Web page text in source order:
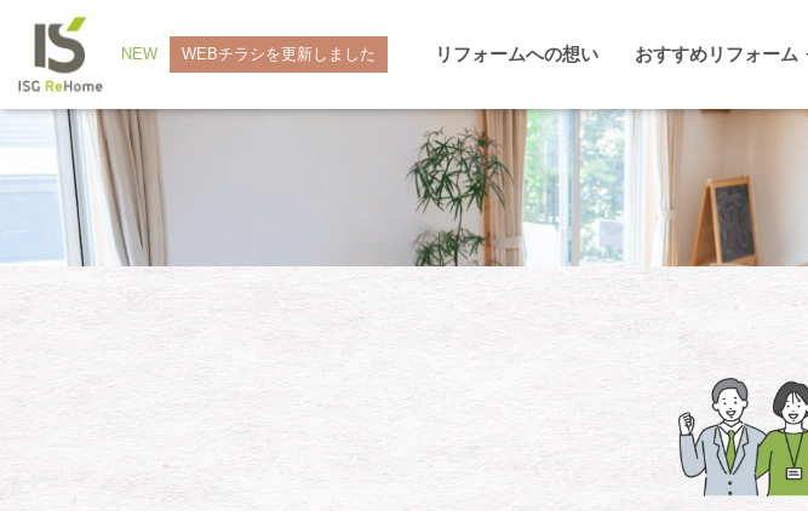
NEW WEBチラシを更新しました リフォームへの想い おすすめリフォーム